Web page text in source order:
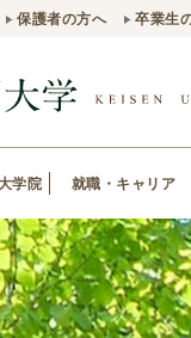
保護者の方へ 卒業生
学院 就職・キャリア